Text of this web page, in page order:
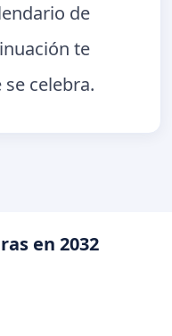
de
te
celebra.
en 2032